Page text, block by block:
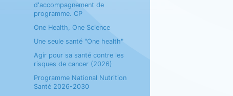
d'accompagnement de
programme. CP
One Health, One Science
Une seule santé "One health"
Agir pour sa santé contre les
risques de cancer (2026)
Programme National Nutrition
Santé 2026-2030